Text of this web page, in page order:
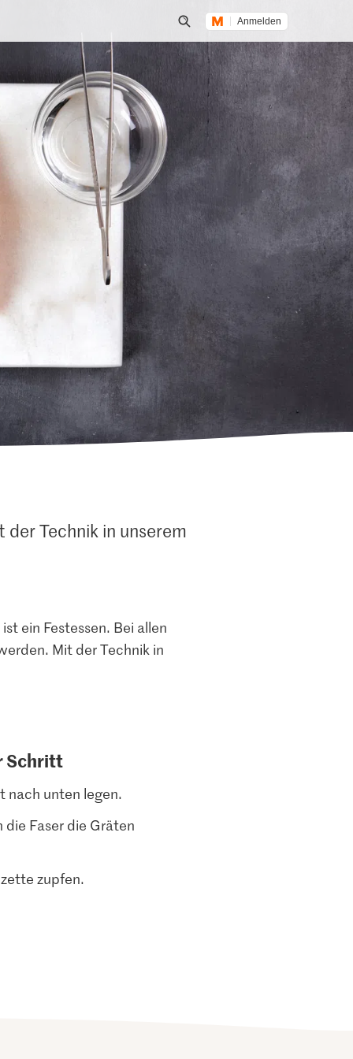
Suche öffnen
Anmelden
Technik in unserem
ein Festessen. Bei allen
Mit der Technik in
Schritt
nach unten legen.
Faser die Gräten
zupfen.